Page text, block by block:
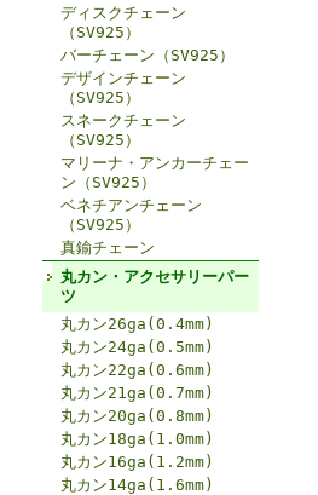
ディスクチェーン
（SV925）
バーチェーン（SV925）
デザインチェーン
（SV925）
スネークチェーン
（SV925）
マリーナ・アンカーチェー
ン（SV925）
ベネチアンチェーン
（SV925）
真鍮チェーン
丸カン・アクセサリーパー
ツ
丸カン26ga(0.4mm)
丸カン24ga(0.5mm)
丸カン22ga(0.6mm)
丸カン21ga(0.7mm)
丸カン20ga(0.8mm)
丸カン18ga(1.0mm)
丸カン16ga(1.2mm)
丸カン14ga(1.6mm)